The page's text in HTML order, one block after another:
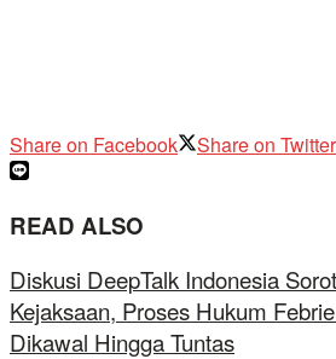
Share on Facebook Share on Twitter
READ ALSO
Diskusi DeepTalk Indonesia
Kejaksaan, Proses Hukum
Dikawal Hingga Tuntas